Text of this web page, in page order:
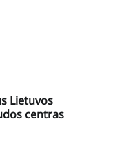
Lietuvos
centras